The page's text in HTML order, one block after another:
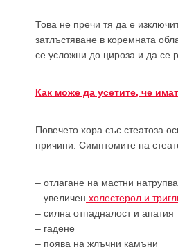
Това не пречи тя да е
затлъстяване в коремната
се усложни до цироза и да се
Как може да усетите, че
Повечето хора със стеатоза
причини. Симптомите на
– отлагане на мастни
– увеличен холестерол и
– силна отпадналост и апатия
– гадене
– поява на жлъчни камъни